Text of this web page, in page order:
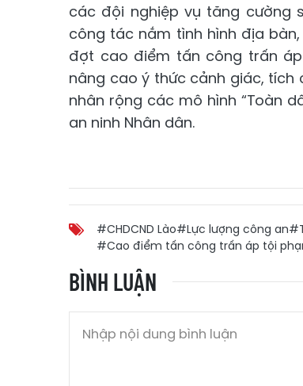
các đội nghiệp vụ tăng cường
công tác nắm tình hình địa
đợt cao điểm tấn công trấn
nâng cao ý thức cảnh giác,
nhân rộng các mô hình “Toàn
an ninh Nhân dân.
#CHDCND Lào#Lực lượng công an
#Cao điểm tấn công trấn áp tội
BÌNH LUẬN